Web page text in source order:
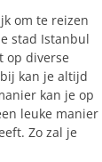
om te reizen
stad Istanbul
op diverse
kan je altijd
kan je op
leuke manier
Zo zal je